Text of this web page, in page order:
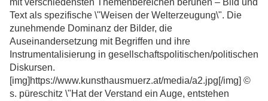
mit verschiedensten Themenbereichen beruhen – Bild und
Text als spezifische \"Weisen der Welterzeugung\". Die
zunehmende Dominanz der Bilder, die
Auseinandersetzung mit Begriffen und ihre
Instrumentalisierung in gesellschaftspolitischen/politischen
Diskursen.
[img]https://www.kunsthausmuerz.at/media/a2.jpg[/img] ©
s. püreschitz \"Hat der Verstand ein Auge, entstehen